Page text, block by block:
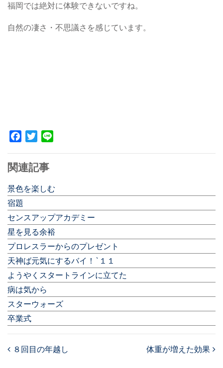
福岡では絶対に体験できないですね。
自然の凄さ・不思議さを感じています。
Facebook
Twitter
関連記事
景色を楽しむ
宿題
センスアップアカデミー
星を見る余裕
プロレスラーからのプレゼント
天神ば元気にするバイ！`１１
ようやくスタートラインに立てた
病は気から
スターウォーズ
卒業式
８回目の年越し 体重が増えた効果